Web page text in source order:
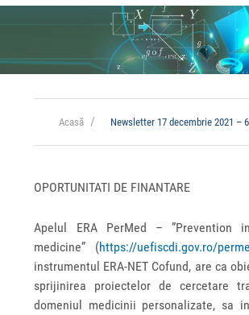
Acasă Newsletter 17 decembrie 2021 –
OPORTUNITATI DE FINANTARE
Apelul ERA PerMed – ”Prevention
medicine” (https://uefiscdi.gov.ro/
instrumentul ERA-NET Cofund, are ca
sprijinirea proiectelor de cercetare
domeniul medicinii personalizate, sa